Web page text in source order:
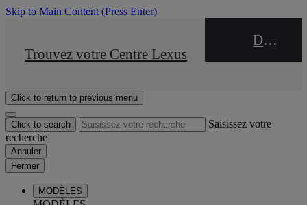
Skip to Main Content (Press Enter)
STOP DRIVE Takata
Trouvez votre Centre Lexus
DEALER NAME
Click to return to previous menu
Click to search
Saisissez votre
recherche
Annuler
Fermer
MODÈLES